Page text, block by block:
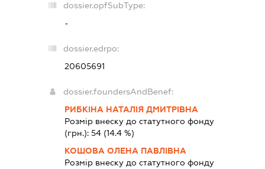
dossier.opfSubType:
-
dossier.edrpo:
20605691
dossier.foundersAndBenef:
РИБКІНА НАТАЛІЯ ДМИТРІВНА
Розмір внеску до статутного фонду
(грн.):54 (14.4 %)
КОШОВА ОЛЕНА ПАВЛІВНА
Розмір внеску до статутного фонду